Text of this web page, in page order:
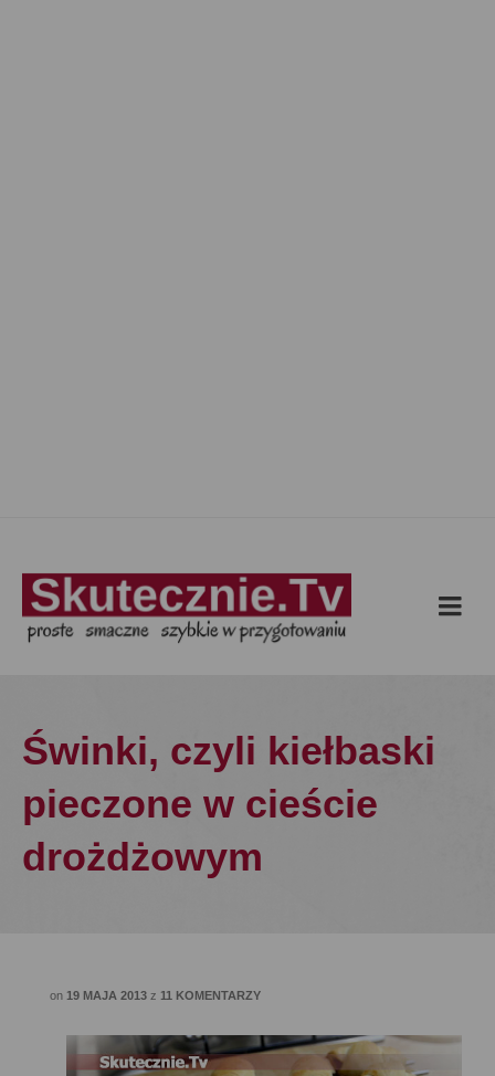
Świnki, czyli kiełbaski
pieczone w cieście
drożdżowym
on 19 MAJA 2013 z 11 KOMENTARZY